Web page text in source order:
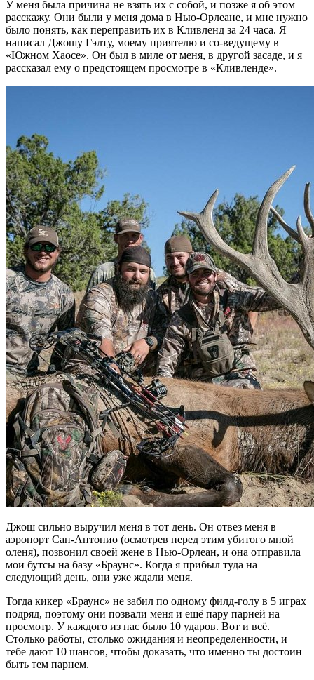
У меня была причина не взять их с собой, и позже я об этом
расскажу. Они были у меня дома в Нью-Орлеане, и мне нужно
было понять, как переправить их в Кливленд за 24 часа. Я
написал Джошу Гэлту, моему приятелю и со-ведущему в
«Южном Хаосе». Он был в миле от меня, в другой засаде, и я
рассказал ему о предстоящем просмотре в «Кливленде».
Джош сильно выручил меня в тот день. Он отвез меня в
аэропорт Сан-Антонио (осмотрев перед этим убитого мной
оленя), позвонил своей жене в Нью-Орлеан, и она отправила
мои бутсы на базу «Браунс». Когда я прибыл туда на
следующий день, они уже ждали меня.
Тогда кикер «Браунс» не забил по одному филд-голу в 5 играх
подряд, поэтому они позвали меня и ещё пару парней на
просмотр. У каждого из нас было 10 ударов. Вот и всё.
Столько работы, столько ожидания и неопределенности, и
тебе дают 10 шансов, чтобы доказать, что именно ты достоин
быть тем парнем.